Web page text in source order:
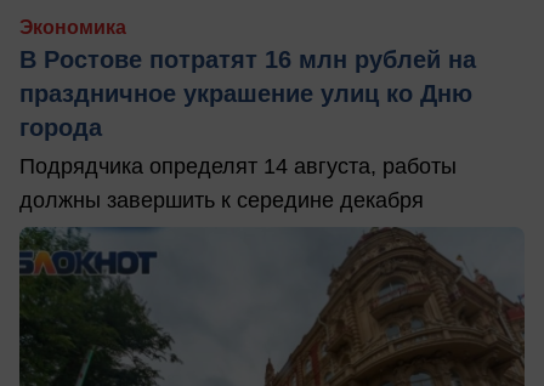
Экономика
В Ростове потратят 16 млн рублей на
праздничное украшение улиц ко Дню
города
Подрядчика определят 14 августа, работы
должны завершить к середине декабря